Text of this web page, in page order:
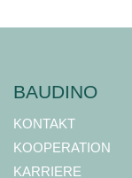
BAUDINO
KONTAKT
KOOPERATION
KARRIERE